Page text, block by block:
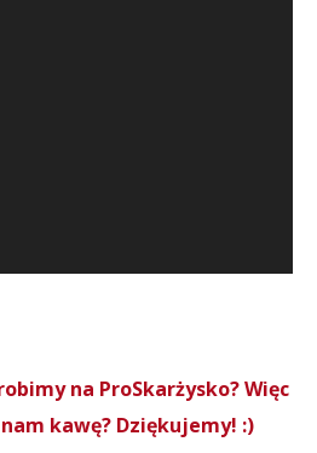
na ProSkarżysko? Więc
kawę? Dziękujemy! :)